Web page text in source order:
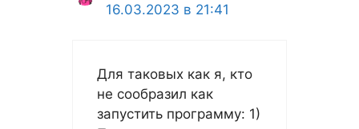
16.03.2023 в 21:41
Для таковых как я, кто
не сообразил как
запустить программу: 1)